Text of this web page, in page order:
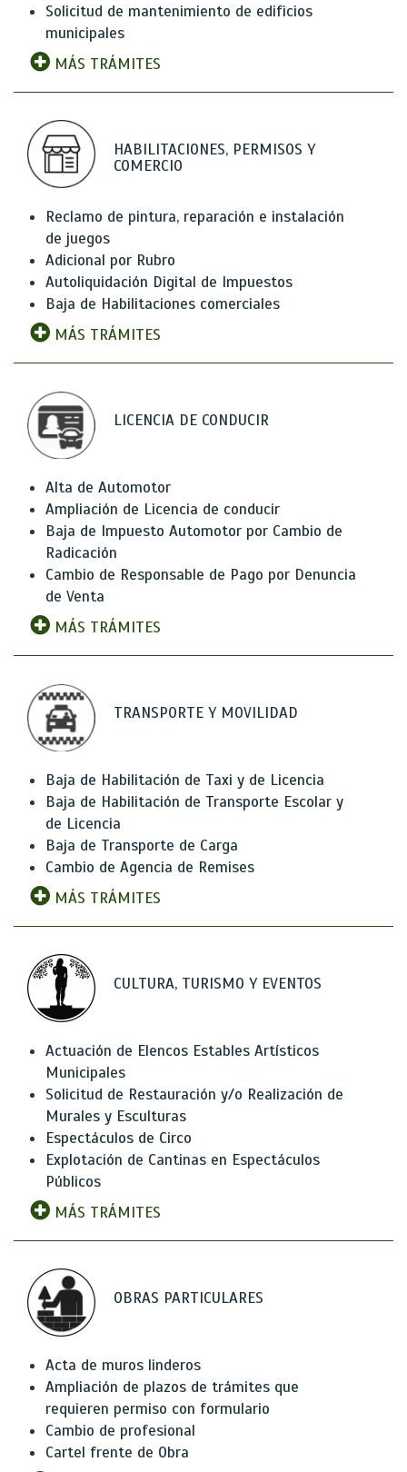
Solicitud de mantenimiento de edificios
municipales
MÁS TRÁMITES
HABILITACIONES, PERMISOS Y
COMERCIO
Reclamo de pintura, reparación e instalación
de juegos
Adicional por Rubro
Autoliquidación Digital de Impuestos
Baja de Habilitaciones comerciales
MÁS TRÁMITES
LICENCIA DE CONDUCIR
Alta de Automotor
Ampliación de Licencia de conducir
Baja de Impuesto Automotor por Cambio de
Radicación
Cambio de Responsable de Pago por Denuncia
de Venta
MÁS TRÁMITES
TRANSPORTE Y MOVILIDAD
Baja de Habilitación de Taxi y de Licencia
Baja de Habilitación de Transporte Escolar y
de Licencia
Baja de Transporte de Carga
Cambio de Agencia de Remises
MÁS TRÁMITES
CULTURA, TURISMO Y EVENTOS
Actuación de Elencos Estables Artísticos
Municipales
Solicitud de Restauración y/o Realización de
Murales y Esculturas
Espectáculos de Circo
Explotación de Cantinas en Espectáculos
Públicos
MÁS TRÁMITES
OBRAS PARTICULARES
Acta de muros linderos
Ampliación de plazos de trámites que
requieren permiso con formulario
Cambio de profesional
Cartel frente de Obra